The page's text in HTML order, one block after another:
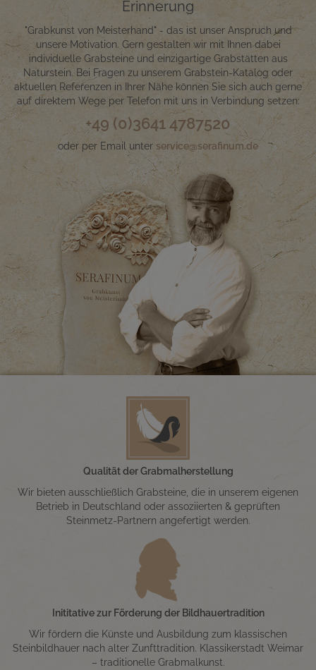
Erinnerung
"Grabkunst von Meisterhand" - das ist unser Anspruch und
unsere Motivation. Gern gestalten wir mit Ihnen dabei
individuelle Grabsteine und einzigartige Grabstätten aus
Naturstein. Bei Fragen zu unserem Grabstein-Katalog oder
aktuellen Referenzen in Ihrer Nähe können Sie sich auch gerne
auf direktem Wege per Telefon mit uns in Verbindung setzen:
+49 (0)3641 4787520
oder per Email unter service@serafinum.de
Qualität der Grabmalherstellung
Wir bieten ausschließlich Grabsteine, die in unserem eigenen
Betrieb in Deutschland oder assoziierten & geprüften
Steinmetz-Partnern angefertigt werden.
Inititative zur Förderung der Bildhauertradition
Wir fördern die Künste und Ausbildung zum klassischen
Steinbildhauer nach alter Zunfttradition. Klassikerstadt Weimar
– traditionelle Grabmalkunst.